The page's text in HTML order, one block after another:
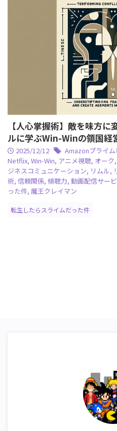
【人心掌握術】敵を味方
ルに学ぶWin-Winの領国経
2025/12/12 Amazonプライム
Netflix, Win-Win, アニメ視聴, オーク,
ジネスコミュニケーション, リムル,
術, 信頼関係, 傾聴力, 動画配信サー
った件, 魔王クレイマン
転生したらスライムだった件